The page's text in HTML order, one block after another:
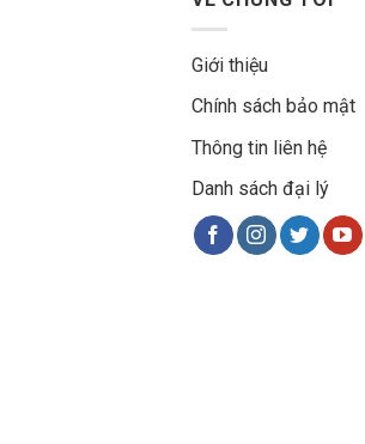
Giới thiệu
Chính sách bảo mật
Thông tin liên hệ
Danh sách đại lý